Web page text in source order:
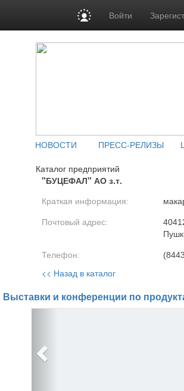
Войти
НОВОСТИ ПРЕСС-РЕЛИЗЫ
Каталог предприятий
"БУЦЕФАЛ" АО з.т.
Краткая информация:
Почтовый адрес:
Телефон:
<< Назад в каталог
Выставки и конференции по